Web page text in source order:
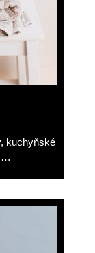
kuchyňské